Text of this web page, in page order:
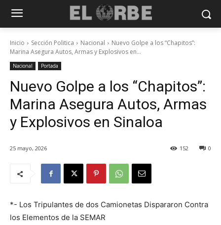
Inicio Sección Politica Nacional
Nuevo Golpe a los “Chapitos”:
Marina Asegura Autos, Armas y Explosivos en...
Nacional Portada
Nuevo Golpe a los “Chapitos”:
Marina Asegura Autos, Armas
y Explosivos en Sinaloa
25 mayo, 2026 0
152
*- Los Tripulantes de dos Camionetas Dispararon Contra
los Elementos de la SEMAR